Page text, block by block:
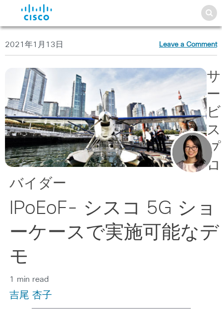
2021年1月13日 Leave a Comment
サ
ー
ビ
ス
プ
ロ
バイダー
IPoEoF- シスコ 5G ショ
ーケースで実施可能なデ
モ
1 min read
吉尾 杏子